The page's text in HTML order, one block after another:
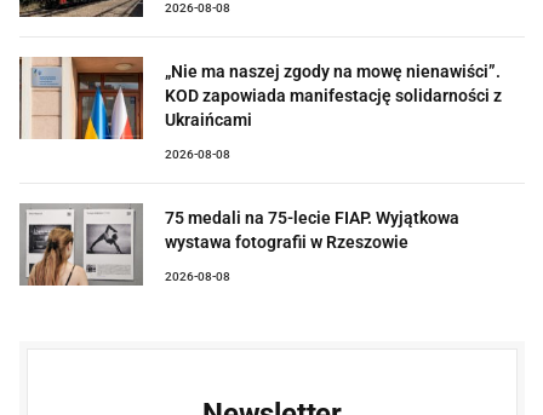
2026-08-08
„Nie ma naszej zgody na mowę nienawiści”.
KOD zapowiada manifestację solidarności z
Ukraińcami
2026-08-08
75 medali na 75-lecie FIAP. Wyjątkowa
wystawa fotografii w Rzeszowie
2026-08-08